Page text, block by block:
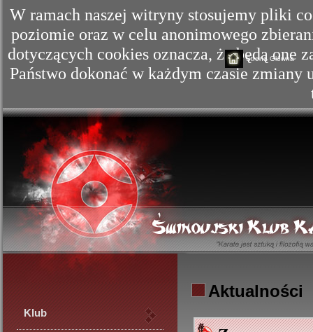
W ramach naszej witryny stosujemy pliki
poziomie oraz w celu anonimowego
dotyczących cookies oznacza, że będą one
Państwo dokonać w każdym czasie
Strona Główna
Klub
Aktualności